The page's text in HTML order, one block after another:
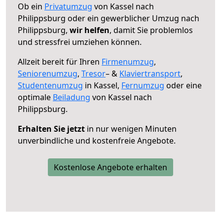
Ob ein Privatumzug von Kassel nach
Philippsburg oder ein gewerblicher Umzug nach
Philippsburg, wir helfen, damit Sie problemlos
und stressfrei umziehen können.
Allzeit bereit für Ihren Firmenumzug,
Seniorenumzug, Tresor– & Klaviertransport,
Studentenumzug in Kassel, Fernumzug oder eine
optimale Beiladung von Kassel nach
Philippsburg.
Erhalten Sie jetzt in nur wenigen Minuten
unverbindliche und kostenfreie Angebote.
Kostenlose Angebote erhalten